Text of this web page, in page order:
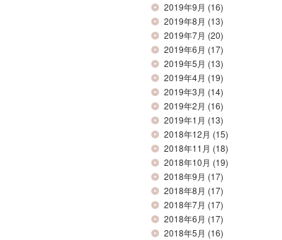
2019年9月 (16)
2019年8月 (13)
2019年7月 (20)
2019年6月 (17)
2019年5月 (13)
2019年4月 (19)
2019年3月 (14)
2019年2月 (16)
2019年1月 (13)
2018年12月 (15)
2018年11月 (18)
2018年10月 (19)
2018年9月 (17)
2018年8月 (17)
2018年7月 (17)
2018年6月 (17)
2018年5月 (16)